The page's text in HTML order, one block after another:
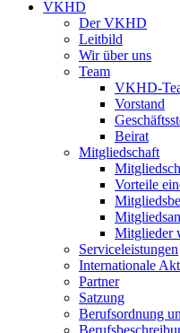
VKHD
Der VKHD
Leitbild
Wir über uns
Team
VKHD-
Vorstand
Beirat
Mitgliedschaft
Vorteile
Mitglieder
Serviceleistungen
Internationale
Partner
Satzung
Berufsordnung